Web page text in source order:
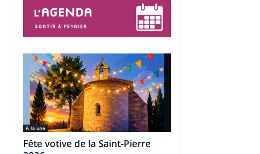
A la une
Fête votive de la Saint-Pierre